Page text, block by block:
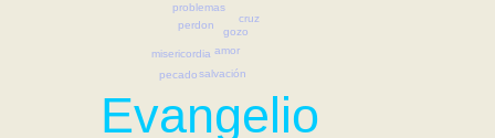
Evangelio
salvación
amor
misericordia
pecado
gozo
perdon
cruz
problemas